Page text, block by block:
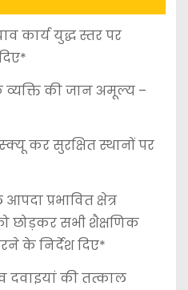
कार्य युद्ध स्तर पर
की जान अमूल्य –
कर सुरक्षित स्थानों पर
प्रभावित क्षेत्र
छोड़कर सभी शैक्षणिक
के निर्देश दिए*
दवाइयां की तत्काल